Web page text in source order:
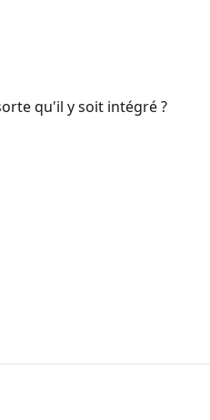
qu'il y soit intégré ?